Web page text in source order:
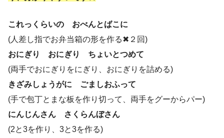
これっくらいの おべんとばこに
(人差し指でお弁当箱の形を作る✖２回)
おにぎり おにぎり ちょいとつめて
(両手でおにぎりをにぎり、おにぎりを詰める)
きざみしょうがに ごましおふって
(手で包丁とまな板を作り切って、両手をグーからパー)
にんじんさん さくらんぼさん
(2と3を作り、3と3を作る)